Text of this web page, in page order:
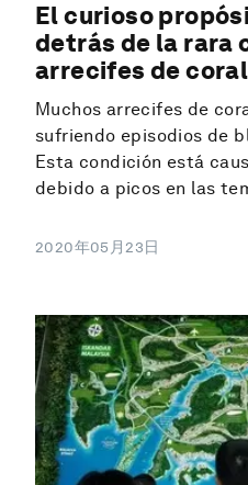
El curioso
detrás de la rara
arrecifes de coral
Muchos arrecifes de
sufriendo episodios de
Esta condición está
debido a picos en las
2020年05月23日